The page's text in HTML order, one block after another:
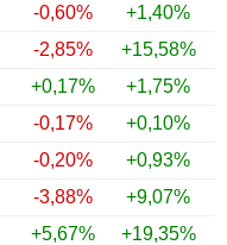
-0,60%
+1,40%
-2,85% +15,58%
+0,17% +1,75%
-0,17% +0,10%
-0,20% +0,93%
-3,88% +9,07%
+5,67%
+19,35%